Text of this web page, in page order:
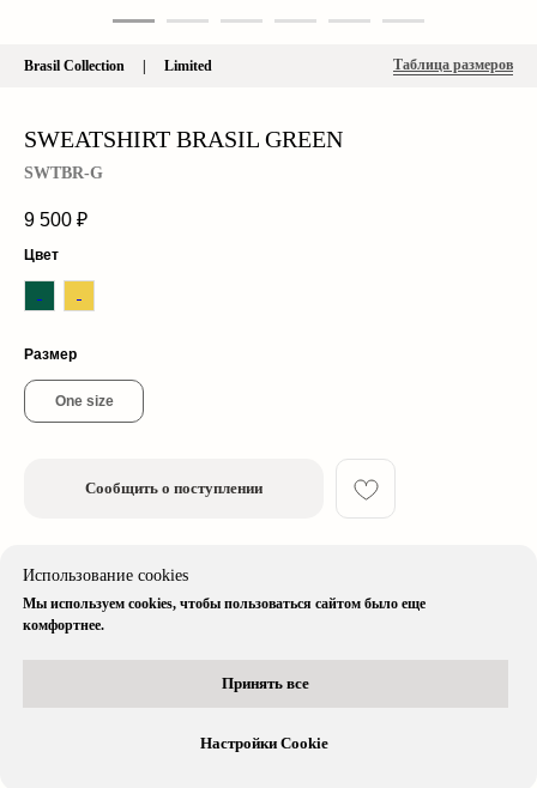
Использование cookies
Мы используем cookies, чтобы пользоваться сайтом было еще
комфортнее.
Принять все
Настройки Cookie
SWEATSHIRT BRASIL GREEN
SWTBR-G
9 500 ₽
Цвет
Размер
One size
Сообщить о поступлении
Описание изделия
Доставка & Оплата
Brasil Collection | Limited Таблица размеров
Вся информация доступна в нашем
* Instagram принадлежит компании Meta, признанной экстремистской
организацией и запрещенной в РФ